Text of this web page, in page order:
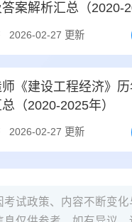
案解析汇总（2020-
2026-02-27 更新
《建设工程经济》
（2020-2025年）
2026-02-27 更新
考试政策、内容不断变